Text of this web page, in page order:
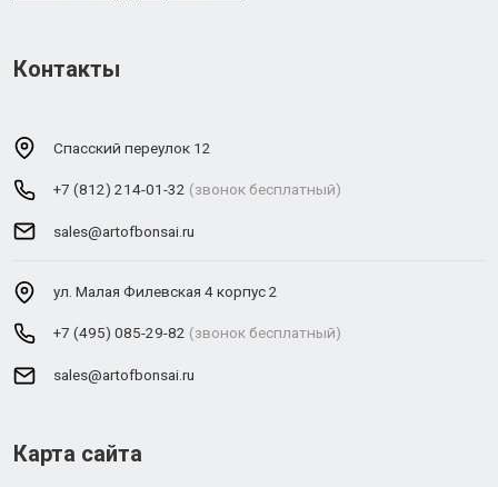
Контакты
Спасский переулок 12
+7 (812) 214-01-32 (звонок бесплатный)
sales@artofbonsai.ru
ул. Малая Филевская 4 корпус 2
+7 (495) 085-29-82 (звонок бесплатный)
sales@artofbonsai.ru
Карта сайта